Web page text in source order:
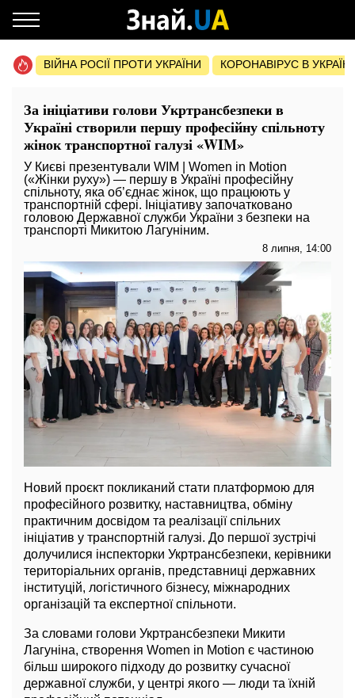
ВІЙНА РОСІЇ ПРОТИ УКРАЇНИ КОРОНАВІРУС В УКРАЇНІ
За ініціативи голови Укртрансбезпеки в
Україні створили першу професійну спільноту
жінок транспортної галузі «WIM»
У Києві презентували WIM | Women in Motion
(«Жінки руху») — першу в Україні професійну
спільноту, яка об’єднає жінок, що працюють у
транспортній сфері. Ініціативу започатковано
головою Державної служби України з безпеки на
транспорті Микитою Лагуніним.
8 липня, 14:00
Новий проєкт покликаний стати платформою для
професійного розвитку, наставництва, обміну
практичним досвідом та реалізації спільних
ініціатив у транспортній галузі. До першої зустрічі
долучилися інспекторки Укртрансбезпеки, керівники
територіальних органів, представниці державних
інституцій, логістичного бізнесу, міжнародних
організацій та експертної спільноти.
За словами голови Укртрансбезпеки Микити
Лагуніна, створення Women in Motion є частиною
більш широкого підходу до розвитку сучасної
державної служби, у центрі якого — люди та їхній